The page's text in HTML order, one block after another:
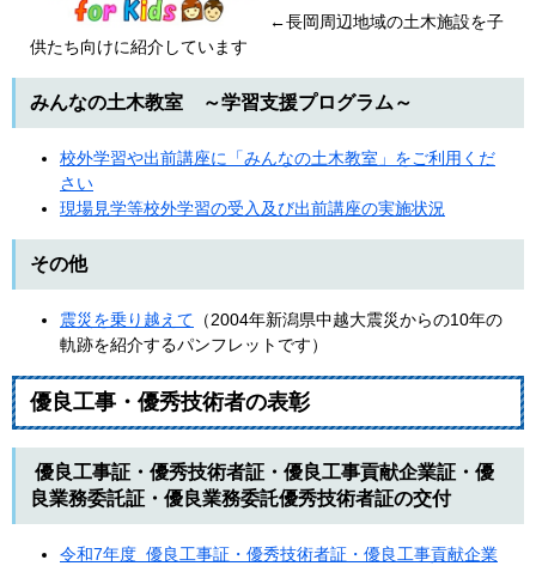
←長岡周辺地域の土木施設を子
供たち向けに紹介しています
みんなの土木教室 ～学習支援プログラム～
校外学習や出前講座に「みんなの土木教室」をご利用くだ
さい
現場見学等校外学習の受入及び出前講座の実施状況
その他
震災を乗り越えて （2004年新潟県中越大震災からの10年の
軌跡を紹介するパンフレットです）
優良工事・優秀技術者の表彰
優良工事証・優秀技術者証・優良工事貢献企業証・優
良業務委託証・優良業務委託優秀技術者証の交付
令和7年度 優良工事証・優秀技術者証・優良工事貢献企業